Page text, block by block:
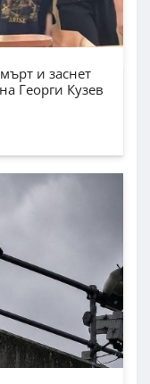
и заснет
Георги Кузев